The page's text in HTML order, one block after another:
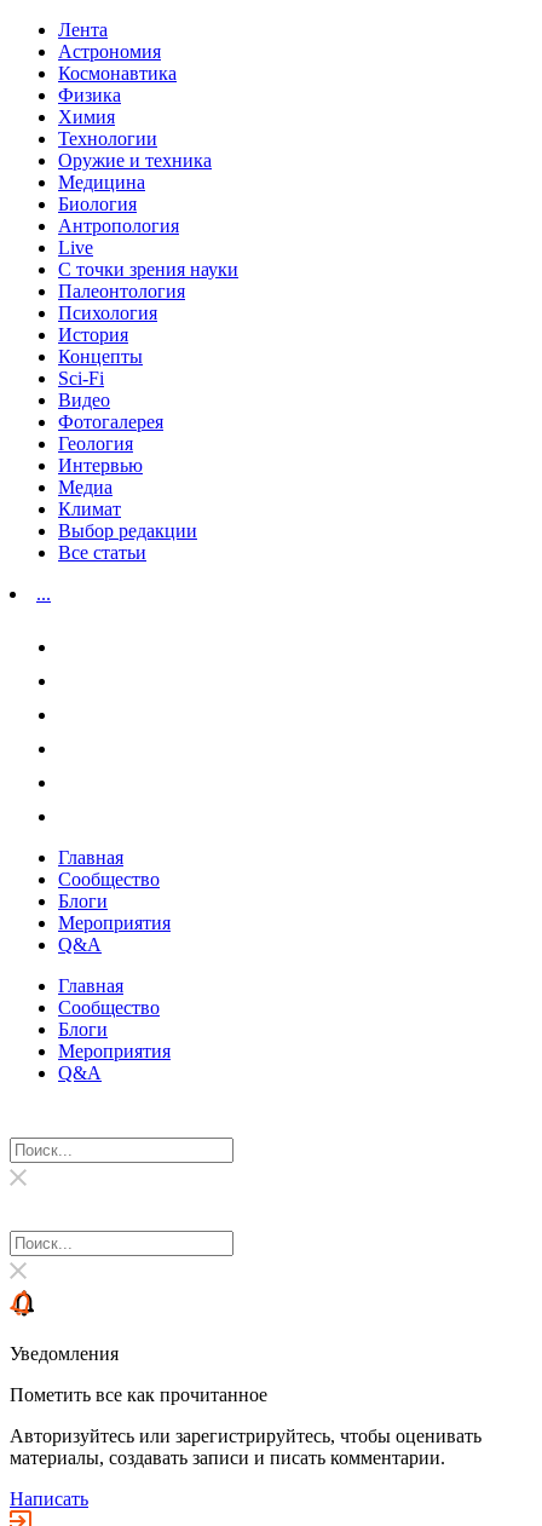
Лента
Астрономия
Космонавтика
Физика
Химия
Технологии
Оружие и техника
Медицина
Биология
Антропология
Live
С точки зрения науки
Палеонтология
Психология
История
Концепты
Sci-Fi
Видео
Фотогалерея
Геология
Интервью
Медиа
Климат
Выбор редакции
Все статьи
...
Главная
Сообщество
Блоги
Мероприятия
Q&A
Главная
Сообщество
Блоги
Мероприятия
Q&A
Уведомления
Пометить все как прочитанное
Авторизуйтесь или зарегистрируйтесь, чтобы оценивать
материалы, создавать записи и писать комментарии.
Написать